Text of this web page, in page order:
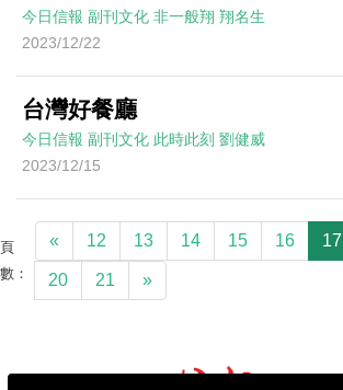
今日信報 副刊文化 非一般翔 翔名生
2023/12/22
台灣好餐廳
今日信報 副刊文化 此時此刻 劉健威
2023/12/15
頁
數：
« 12 13 14 15 16 17
20 21 »